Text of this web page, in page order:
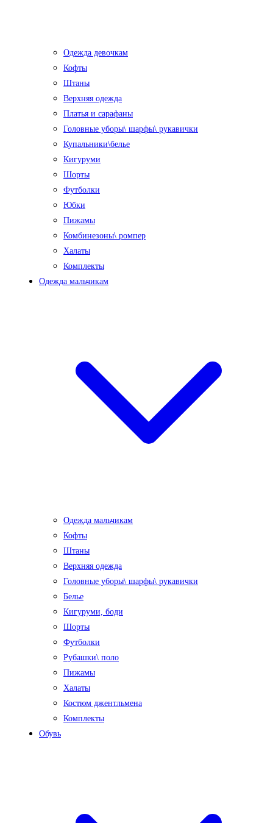
Одежда девочкам
Кофты
Штаны
Верхняя одежда
Платья и сарафаны
Головные уборы\ шарфы\ рукавички
Купальники\белье
Кигуруми
Шорты
Футболки
Юбки
Пижамы
Комбинезоны\ ромпер
Халаты
Комплекты
Одежда мальчикам
Одежда мальчикам
Кофты
Штаны
Верхняя одежда
Головные уборы\ шарфы\ рукавички
Белье
Кигуруми, боди
Шорты
Футболки
Рубашки\ поло
Пижамы
Халаты
Костюм джентльмена
Комплекты
Обувь